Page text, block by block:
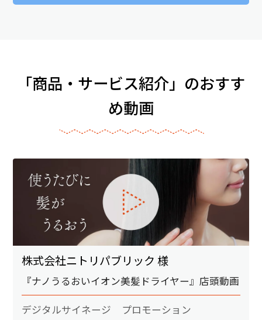
「商品・サービス紹介」のおすす
め動画
株式会社ニトリパブリック 様
『ナノうるおいイオン美髪ドライヤー』店頭動画
デジタルサイネージ
プロモーション